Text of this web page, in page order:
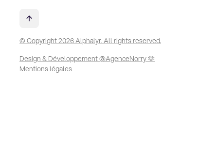
© Copyright 2026 Alphalyr. All rights reserved.
Design & Développement @AgenceNorry 🫶
Mentions légales